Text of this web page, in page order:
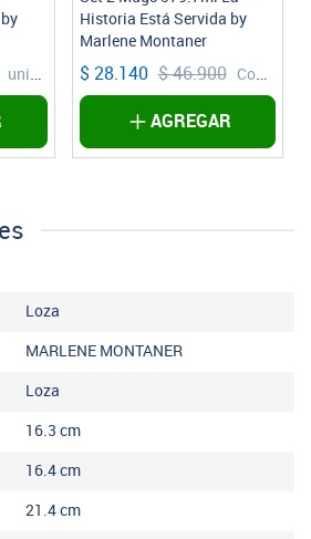
unidad
Historia Está Servida by
Marlene Montaner
$ 28.140 $ 46.900 Conjunto
AGREGAR
Loza
MARLENE MONTANER
Loza
16.3 cm
16.4cm
21.4cm